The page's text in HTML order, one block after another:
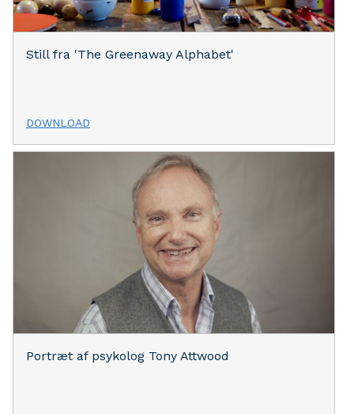
Still fra 'The Greenaway Alphabet'
DOWNLOAD
Portræt af psykolog Tony Attwood